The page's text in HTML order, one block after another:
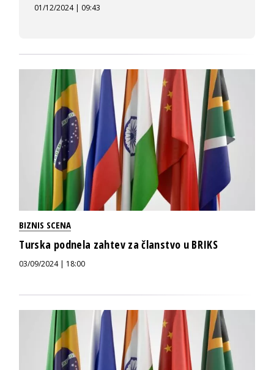
01/12/2024 | 09:43
BIZNIS SCENA
Turska podnela zahtev za članstvo u BRIKS
03/09/2024 | 18:00